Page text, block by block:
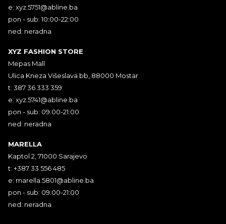
e: xyz.5751@abline.ba
pon - sub: 10:00-22:00
ned: neradna
XYZ FASHION STORE
Mepas Mall
Ulica Kneza Višeslava bb, 88000 Mostar
t: 387 36 333 359
e: xyz.5741@abline.ba
pon - sub: 09:00-21:00
ned: neradna
MARELLA
Kaptol 2, 71000 Sarajevo
t: +387 33 556 485
e: marella.5801@abline.ba
pon - sub: 09:00-21:00
ned: neradna